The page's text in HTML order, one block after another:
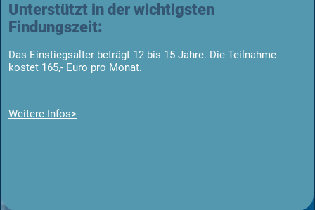
Unterstützt in der wichtigsten
Findungszeit:
Das Einstiegsalter beträgt 12 bis 15 Jahre. Die Teilnahme
kostet 165,- Euro pro Monat.
Weitere Infos>